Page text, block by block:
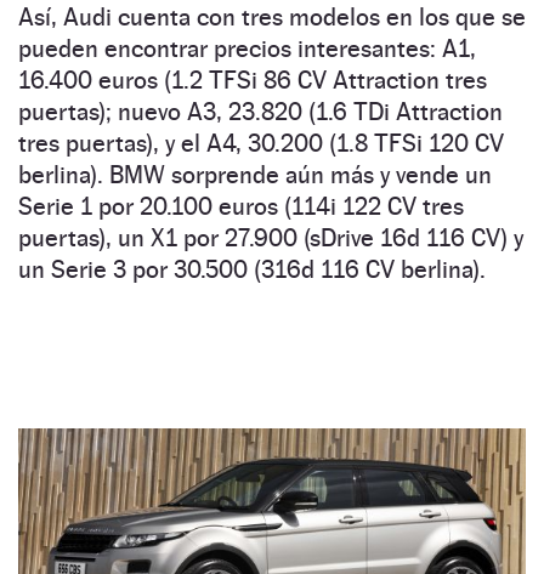
Así, Audi cuenta con tres modelos en los que se
pueden encontrar precios interesantes: A1,
16.400 euros (1.2 TFSi 86 CV Attraction tres
puertas); nuevo A3, 23.820 (1.6 TDi Attraction
tres puertas), y el A4, 30.200 (1.8 TFSi 120 CV
berlina). BMW sorprende aún más y vende un
Serie 1 por 20.100 euros (114i 122 CV tres
puertas), un X1 por 27.900 (sDrive 16d 116 CV) y
un Serie 3 por 30.500 (316d 116 CV berlina).